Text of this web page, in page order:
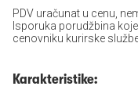
PDV uračunat u cenu,
Isporuka porudžbina
cenovniku kurirske
Karakteristike: